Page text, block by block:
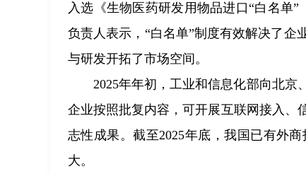
入选《生物医药研发用物品进口“白名单
负责人表示，“白名单”制度有效解决了
与研发开拓了市场空间。
2025年年初，工业和信息化部向北京
企业按照批复内容，可开展互联网接入、
志性成果。截至2025年底，我国已有外
大。